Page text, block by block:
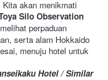
akan menikmati
Silo Observation
perpaduan
serta alam Hokkaido
menuju hotel untuk
Hotel / Similar